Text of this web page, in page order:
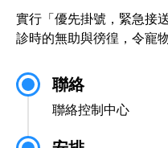
實行「優先掛號，緊急接
診時的無助與徬徨，令寵
聯絡
聯絡控制中心